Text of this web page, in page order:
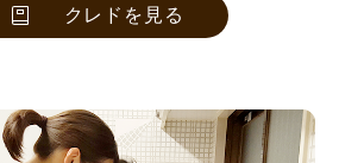
クレドを見る